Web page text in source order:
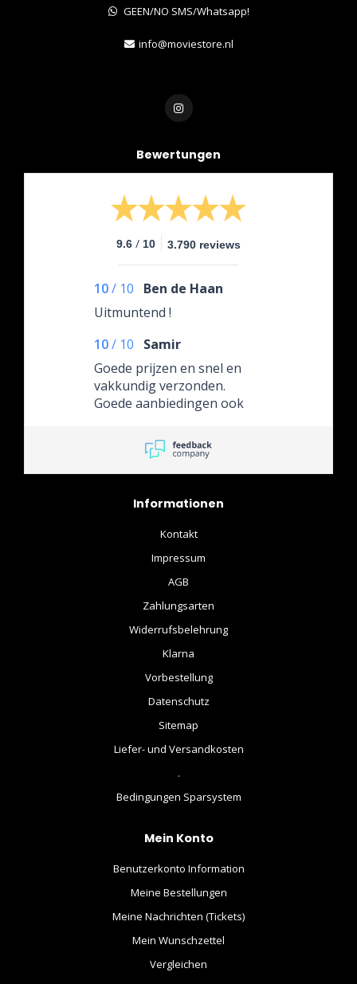
GEEN/NO SMS/Whatsapp!
info@moviestore.nl
Bewertungen
9.6 / 10 3.790 reviews
10/ 10
Ben de Haan
Uitmuntend !
10/ 10
Samir
Goede prijzen en snel en
vakkundig verzonden.
Goede aanbiedingen ook
Informationen
Kontakt
Impressum
AGB
Zahlungsarten
Widerrufsbelehrung
Klarna
Vorbestellung
Datenschutz
Sitemap
Liefer- und Versandkosten
.
Bedingungen Sparsystem
Mein Konto
Benutzerkonto Information
Meine Bestellungen
Meine Nachrichten (Tickets)
Mein Wunschzettel
Vergleichen